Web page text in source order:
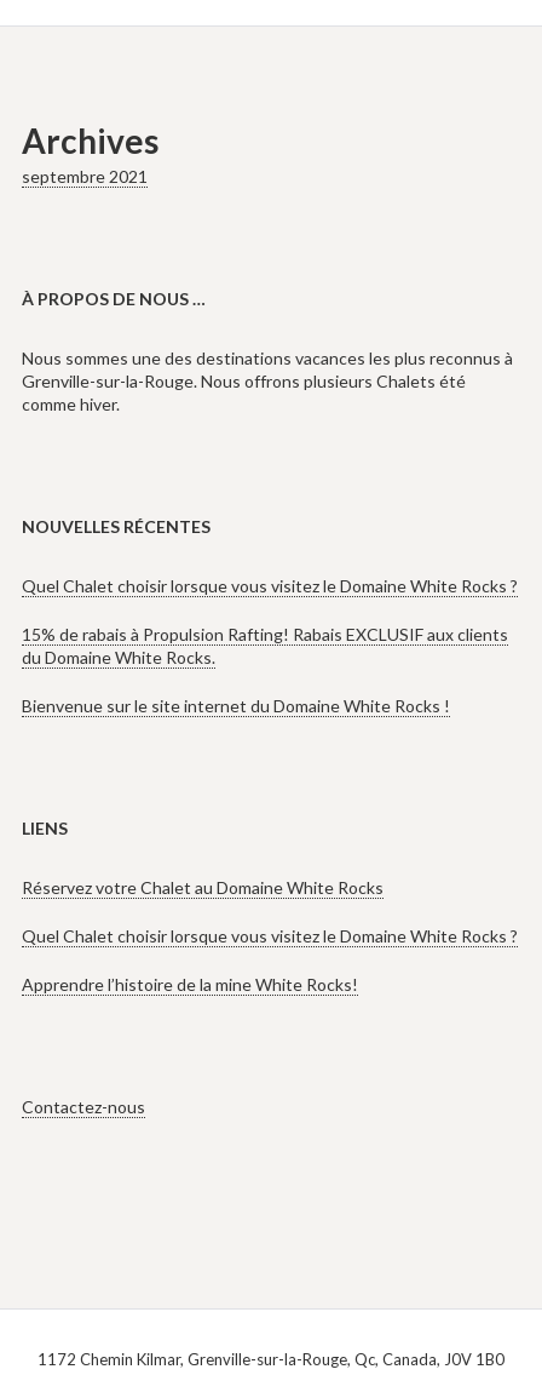
Archives
septembre 2021
À PROPOS DE NOUS …
Nous sommes une des destinations vacances les plus reconnus à
Grenville-sur-la-Rouge. Nous offrons plusieurs Chalets été
comme hiver.
NOUVELLES RÉCENTES
Quel Chalet choisir lorsque vous visitez le Domaine White Rocks ?
15% de rabais à Propulsion Rafting! Rabais EXCLUSIF aux clients
du Domaine White Rocks.
Bienvenue sur le site internet du Domaine White Rocks !
LIENS
Réservez votre Chalet au Domaine White Rocks
Quel Chalet choisir lorsque vous visitez le Domaine White Rocks ?
Apprendre l’histoire de la mine White Rocks!
Contactez-nous
1172 Chemin Kilmar, Grenville-sur-la-Rouge, Qc, Canada, J0V 1B0